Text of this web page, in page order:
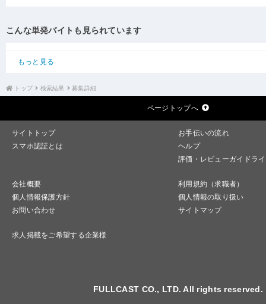
こんな単発バイトも見られています
もっと見る
トップ 検索結果 募集詳細
ページトップへ
サイトトップ
お手伝いの流れ
スマホ認証とは
ヘルプ
評価・レビューガイドラ
会社概要
利用規約（求職者）
個人情報保護方針
個人情報の取り扱い
お問い合わせ
サイトマップ
求人掲載をご希望する企業様
FULLCAST CO., LTD. All rights reserved.